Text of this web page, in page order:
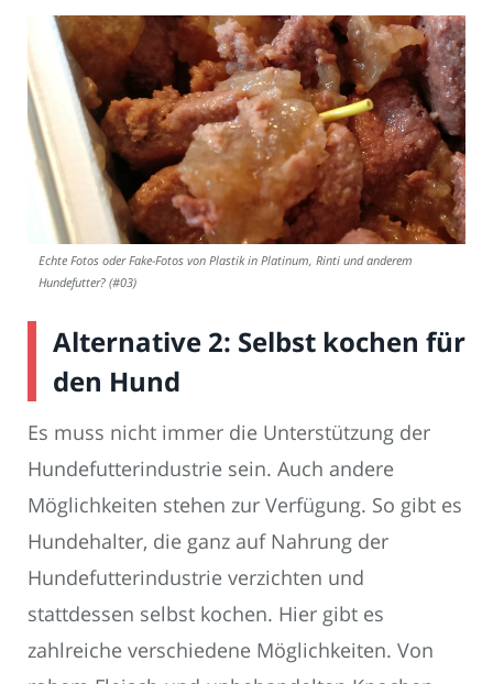
Echte Fotos oder Fake-Fotos von Plastik in Platinum, Rinti und anderem
Hundefutter? (#03)
Alternative 2: Selbst kochen für
den Hund
Es muss nicht immer die Unterstützung der
Hundefutterindustrie sein. Auch andere
Möglichkeiten stehen zur Verfügung. So gibt es
Hundehalter, die ganz auf Nahrung der
Hundefutterindustrie verzichten und
stattdessen selbst kochen. Hier gibt es
zahlreiche verschiedene Möglichkeiten. Von